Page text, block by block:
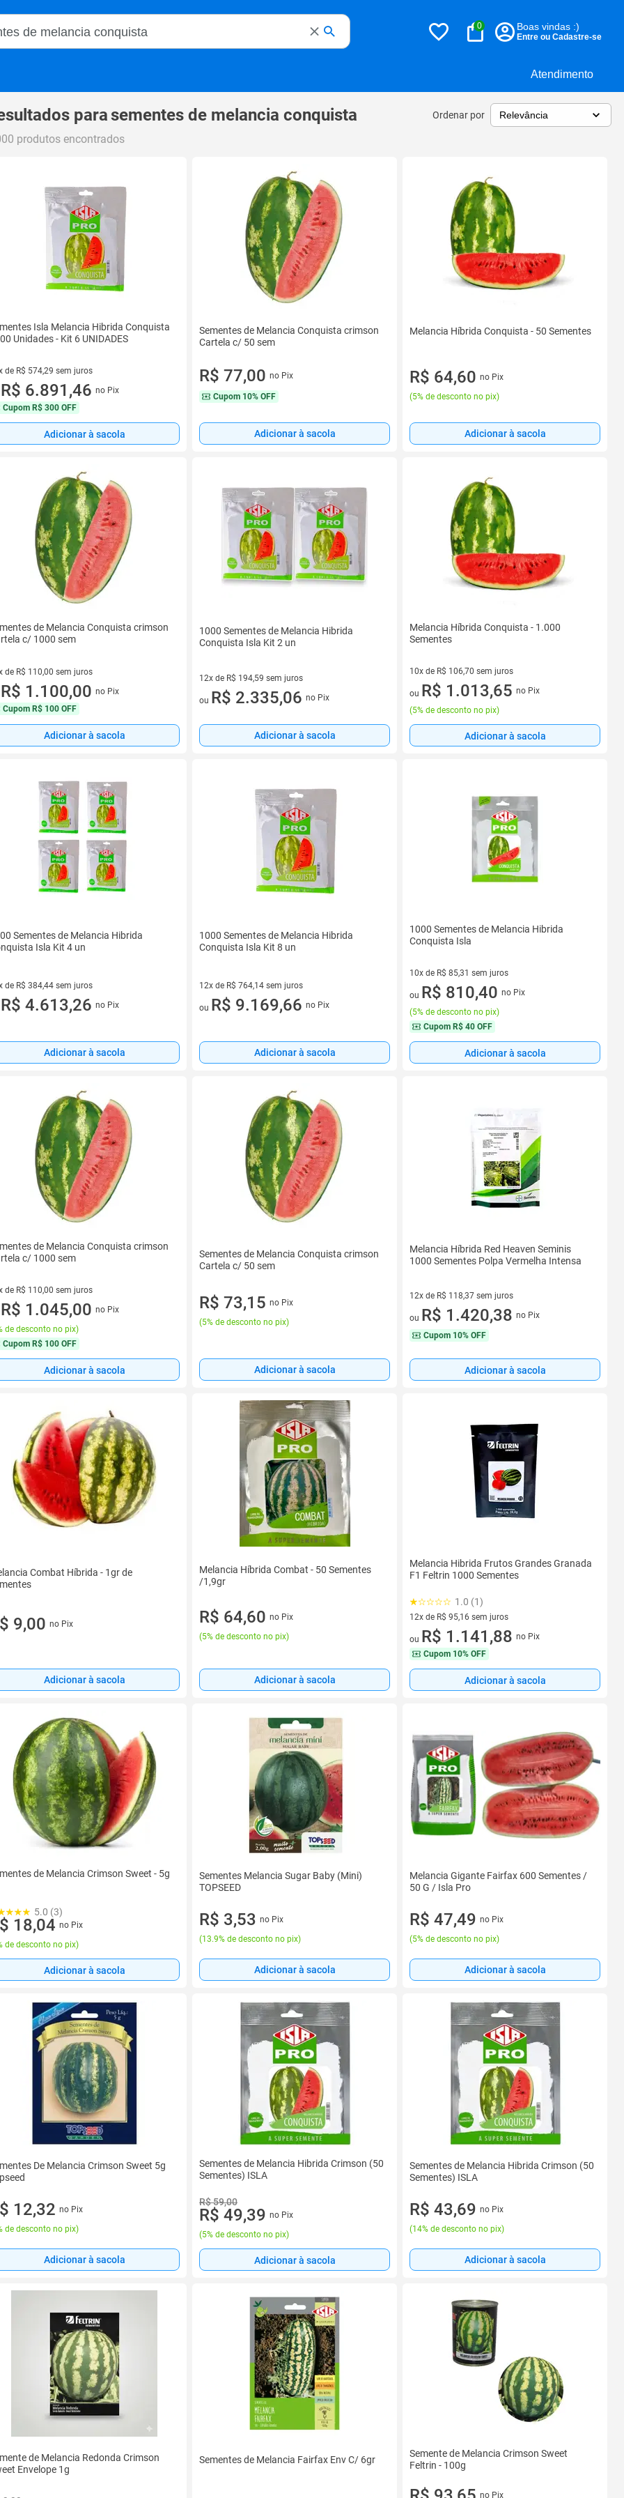
Atendimento
Magalu
0 Boas vindas :)
Entre ou Cadastre-se
parasementes de melancia conquista Ordenar por
produtos encontrados
Isla Melancia Hibrida Conquista
Unidades - Kit 6 UNIDADES
de R$ 574,29 sem juros
vez de R$ 574,29 sem juros
R$ 6.891,46 no Pix
Cupom R$ 300 OFF
Adicionar à sacola
Sementes de Melancia Conquista crimson
Cartela c/ 50 sem
R$ 77,00 no Pix
Cupom 10% OFF
Adicionar à sacola
Melancia Híbrida Conquista - 50 Sementes
R$ 64,60 no Pix
(5% de desconto no pix)
Adicionar à sacola
de Melancia Conquista crimson
c/ 1000 sem
de R$ 110,00 sem juros
vez de R$ 110,00 sem juros
R$ 1.100,00 no Pix
Cupom R$ 100 OFF
Adicionar à sacola
1000 Sementes de Melancia Hibrida
Conquista Isla Kit 2 un
12x de R$ 194,59 sem juros
12 vez de R$ 194,59 sem juros
ou R$ 2.335,06 no Pix
Adicionar à sacola
Melancia Híbrida Conquista - 1.000
Sementes
10x de R$ 106,70 sem juros
10 vez de R$ 106,70 sem juros
ou R$ 1.013,65 no Pix
(5% de desconto no pix)
Adicionar à sacola
Sementes de Melancia Hibrida
Isla Kit 4 un
de R$ 384,44 sem juros
vez de R$ 384,44 sem juros
R$ 4.613,26 no Pix
Adicionar à sacola
1000 Sementes de Melancia Hibrida
Conquista Isla Kit 8 un
12x de R$ 764,14 sem juros
12 vez de R$ 764,14 sem juros
ou R$ 9.169,66 no Pix
Adicionar à sacola
1000 Sementes de Melancia Hibrida
Conquista Isla
10x de R$ 85,31 sem juros
10 vez de R$ 85,31 sem juros
ou R$ 810,40 no Pix
(5% de desconto no pix)
Cupom R$ 40 OFF
Adicionar à sacola
de Melancia Conquista crimson
c/ 1000 sem
de R$ 110,00 sem juros
vez de R$ 110,00 sem juros
R$ 1.045,00 no Pix
de desconto no pix)
Cupom R$ 100 OFF
Adicionar à sacola
Sementes de Melancia Conquista crimson
Cartela c/ 50 sem
R$ 73,15 no Pix
(5% de desconto no pix)
Adicionar à sacola
Melancia Híbrida Red Heaven Seminis
1000 Sementes Polpa Vermelha Intensa
12x de R$ 118,37 sem juros
12 vez de R$ 118,37 sem juros
ou R$ 1.420,38 no Pix
Cupom 10% OFF
Adicionar à sacola
Combat Híbrida - 1gr de
9,00 no Pix
Adicionar à sacola
Melancia Híbrida Combat - 50 Sementes
/1,9gr
R$ 64,60 no Pix
(5% de desconto no pix)
Adicionar à sacola
Melancia Hibrida Frutos Grandes Granada
F1 Feltrin 1000 Sementes
1.0 (1)
12x de R$ 95,16 sem juros
12 vez de R$ 95,16 sem juros
ou R$ 1.141,88 no Pix
Cupom 10% OFF
Adicionar à sacola
de Melancia Crimson Sweet - 5g
5.0 (3)
18,04 no Pix
de desconto no pix)
Adicionar à sacola
Sementes Melancia Sugar Baby (Mini)
TOPSEED
R$ 3,53 no Pix
(13.9% de desconto no pix)
Adicionar à sacola
Melancia Gigante Fairfax 600 Sementes /
50 G / Isla Pro
R$ 47,49 no Pix
(5% de desconto no pix)
Adicionar à sacola
De Melancia Crimson Sweet 5g
12,32 no Pix
de desconto no pix)
Adicionar à sacola
Sementes de Melancia Hibrida Crimson (50
Sementes) ISLA
R$ 59,00
R$ 49,39 no Pix
(5% de desconto no pix)
Adicionar à sacola
Sementes de Melancia Hibrida Crimson (50
Sementes) ISLA
R$ 43,69 no Pix
(14% de desconto no pix)
Adicionar à sacola
de Melancia Redonda Crimson
Envelope 1g
Sementes de Melancia Fairfax Env C/ 6gr
Semente de Melancia Crimson Sweet
Feltrin - 100g
no Pix